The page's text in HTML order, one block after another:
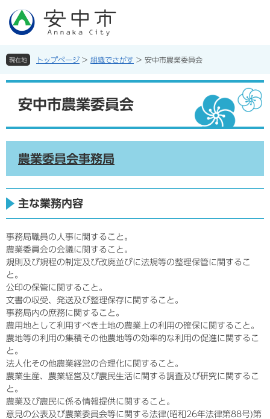
先
で
を
ば
現在地 トップページ > 組織でさがす > 安中市農業委員会
安中市農業委員会
農業委員会事務局
主な業務内容
事務局職員の人事に関すること。
農業委員会の会議に関すること。
規則及び規程の制定及び改廃並びに法規等の整理保管に関するこ
と。
公印の保管に関すること。
文書の収受、発送及び整理保存に関すること。
事務局内の庶務に関すること。
農用地として利用すべき土地の農業上の利用の確保に関すること。
農地等の利用の集積その他農地等の効率的な利用の促進に関するこ
と。
法人化その他農業経営の合理化に関すること。
農業生産、農業経営及び農民生活に関する調査及び研究に関するこ
と。
農業及び農民に係る情報提供に関すること。
意見の公表及び農業委員会等に関する法律(昭和26年法律第88号)第